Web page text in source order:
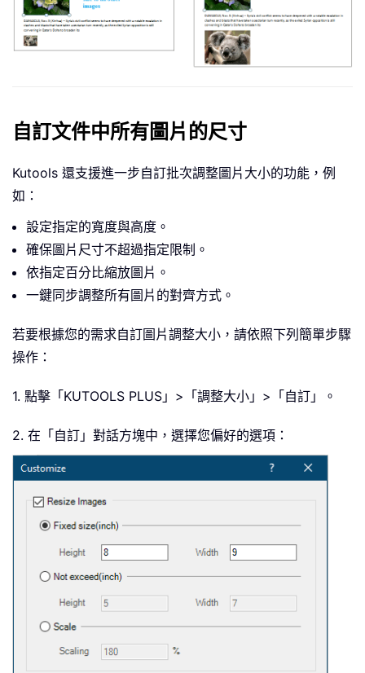
自訂文件中所有圖片的尺寸
Kutools 還支援進一步自訂批次調整圖片大小的功能，例
如：
設定指定的寬度與高度。
確保圖片尺寸不超過指定限制。
依指定百分比縮放圖片。
一鍵同步調整所有圖片的對齊方式。
若要根據您的需求自訂圖片調整大小，請依照下列簡單步驟
操作：
1. 點擊「KUTOOLS PLUS」>「調整大小」>「自訂」。
2. 在「自訂」對話方塊中，選擇您偏好的選項：